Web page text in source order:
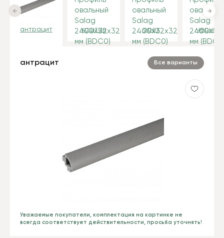
Уважаемые покупатели, комплектация на картинке не
всегда соответствует действительности, просьба уточнять!
антрацит каштан орех черный
антрацит Все варианты